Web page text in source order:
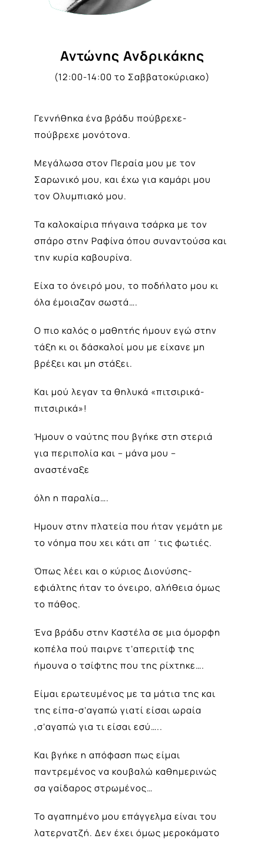
Αντώνης Ανδρικάκης
(12:00-14:00 το Σαββατοκύριακο)
Γεννήθηκα ένα βράδυ πούβρεχε-
πούβρεχε μονότονα.
Μεγάλωσα στον Περαία μου με τον
Σαρωνικό μου, και έχω για καμάρι μου
τον Ολυμπιακό μου.
Τα καλοκαίρια πήγαινα τσάρκα με τον
σπάρο στην Ραφίνα όπου συναντούσα και
την κυρία καβουρίνα.
Είχα το όνειρό μου, το ποδήλατο μου κι
όλα έμοιαζαν σωστά….
Ο πιο καλός ο μαθητής ήμουν εγώ στην
τάξη κι οι δάσκαλοί μου με είχανε μη
βρέξει και μη στάξει.
Και μού λεγαν τα θηλυκά «πιτσιρικά-
πιτσιρικά»!
Ήμουν ο ναύτης που βγήκε στη στεριά
για περιπολία και – μάνα μου –
αναστέναξε
όλη η παραλία….
Ημουν στην πλατεία που ήταν γεμάτη με
το νόημα που χει κάτι απ ΄τις φωτιές.
Όπως λέει και ο κύριος Διονύσης-
εφιάλτης ήταν το όνειρο, αλήθεια όμως
το πάθος.
Ένα βράδυ στην Καστέλα σε μια όμορφη
κοπέλα πού παιρνε τ’απεριτίφ της
ήμουνα ο τσίφτης που της ρίχτηκε….
Είμαι ερωτευμένος με τα μάτια της και
της είπα-σ’αγαπώ γιατί είσαι ωραία
,σ’αγαπώ για τι είσαι εσύ…..
Και βγήκε η απόφαση πως είμαι
παντρεμένος να κουβαλώ καθημερινώς
σα γαίδαρος στρωμένος…
Το αγαπημένο μου επάγγελμα είναι του
λατερνατζή. Δεν έχει όμως μεροκάματο